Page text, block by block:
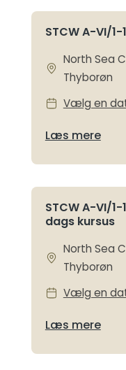
STCW A-VI/
North Sea
Thyborøn
Vælg en
Læs mere
STCW A-VI/
dags kursus
North Sea
Thyborøn
Vælg en
Læs mere